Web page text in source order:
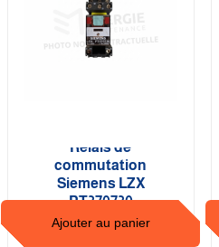
Relais de
commutation
Siemens LZX
PT370730
Ajouter au panier